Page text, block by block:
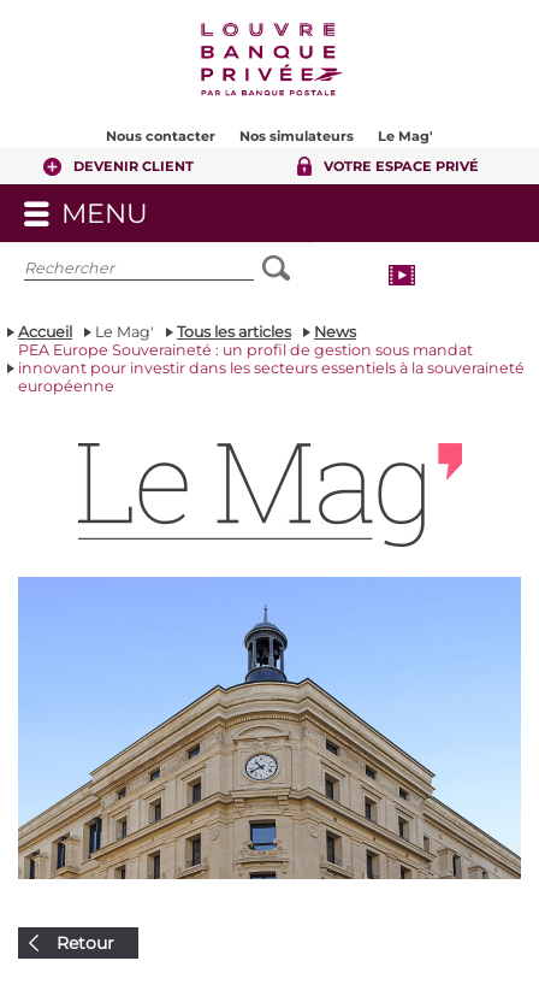
Nous contacter Nos simulateurs
Le Mag'
DEVENIR CLIENT
VOTRE ESPACE PRIVÉ
MENU
LE
MENU
Accueil Le Mag' Tous les articles
News
PEA Europe Souveraineté : un profil de gestion sous mandat
innovant pour investir dans les secteurs essentiels à la souveraineté
européenne
Retour